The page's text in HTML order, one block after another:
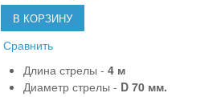
В КОРЗИНУ
Сравнить
Длина стрелы -4 м
Диаметр стрелы - D 70 мм.